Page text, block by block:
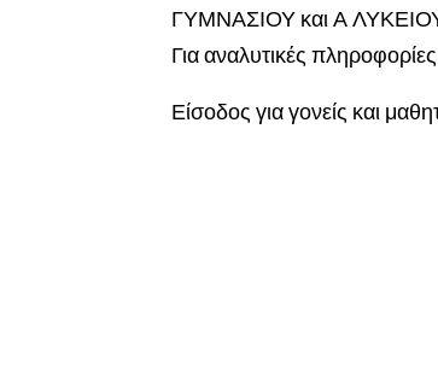
ΓΥΜΝΑΣΙΟΥ και Α
Για αναλυτικές
Είσοδος για γονείς και